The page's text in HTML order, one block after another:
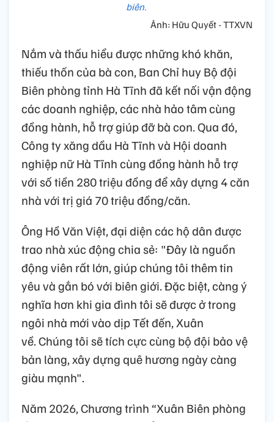
biên.
Ảnh: Hữu Quyết - TTXVN
Nắm và thấu hiểu được những khó khăn,
thiếu thốn của bà con, Ban Chỉ huy Bộ đội
Biên phòng tỉnh Hà Tĩnh đã kết nối vận động
các doanh nghiệp, các nhà hảo tâm cùng
đồng hành, hỗ trợ giúp đỡ bà con. Qua đó,
Công ty xăng dầu Hà Tĩnh và Hội doanh
nghiệp nữ Hà Tĩnh cùng đồng hành hỗ trợ
với số tiền 280 triệu đồng để xây dựng 4 căn
nhà với trị giá 70 triệu đồng/căn.
Ông Hồ Văn Việt, đại diện các hộ dân được
trao nhà xúc động chia sẻ: "Đây là nguồn
động viên rất lớn, giúp chúng tôi thêm tin
yêu và gắn bó với biên giới. Đặc biệt, càng ý
nghĩa hơn khi gia đình tôi sẽ được ở trong
ngôi nhà mới vào dịp Tết đến, Xuân
về. Chúng tôi sẽ tích cực cùng bộ đội bảo vệ
bản làng, xây dựng quê hương ngày càng
giàu mạnh".
Năm 2026, Chương trình “Xuân Biên phòng